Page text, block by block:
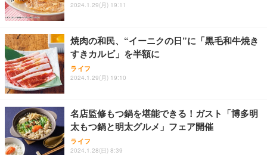
ス圧無段階昇降 360度回転 キャスター付き コンパク
グモニター QD 24.5インチ 1ms FHD 量子ドット 残
2024.1.29(月) 19:11
焼肉の和民、“イーニクの日”に「黒毛和牛焼き
すきカルビ」を半額に
ライフ
2024.1.29(月) 19:10
名店監修もつ鍋を堪能できる！ガスト「博多明
太もつ鍋と明太グルメ」フェア開催
ライフ
2024.1.28(日) 8:39